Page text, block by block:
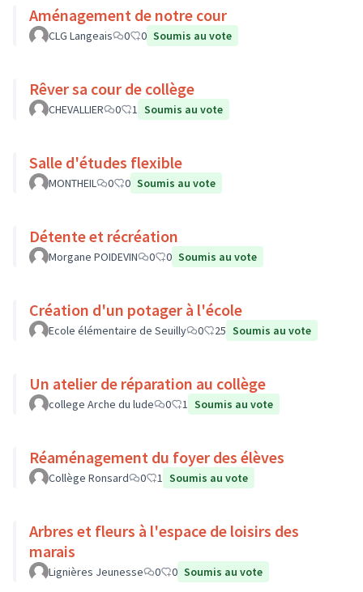
Aménagement de notre cour
CLG Langeais 0 0 Soumis au vote
Rêver sa cour de collège
CHEVALLIER 0 1 Soumis au vote
Salle d'études flexible
MONTHEIL 0 0 Soumis au vote
Détente et récréation
Morgane POIDEVIN 0 0 Soumis au vote
Création d'un potager à l'école
Ecole élémentaire de Seuilly 0 25 Soumis au vote
Un atelier de réparation au collège
college Arche du lude 0 1 Soumis au vote
Réaménagement du foyer des élèves
Collège Ronsard 0 1 Soumis au vote
Arbres et fleurs à l'espace de loisirs des
marais
Lignières Jeunesse 0 0 Soumis au vote